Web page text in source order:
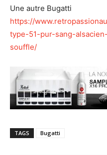
Une autre Bugatti
https://
type-51-pur-sang-
souffle/
TAGS Bugatti